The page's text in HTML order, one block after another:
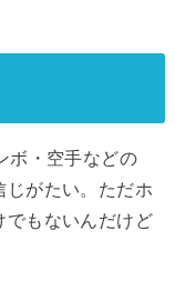
ボ・空手などの
じがたい。ただホ
でもないんだけど